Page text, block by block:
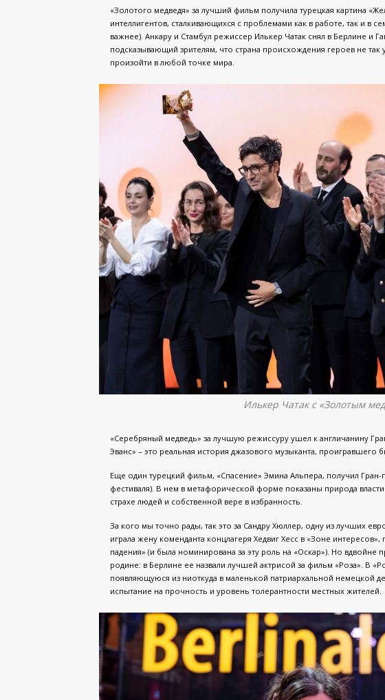
«Золотого медведя» за лучший фильм получила турецкая картина
интеллигентов, сталкивающихся с проблемами как в работе, так и в
важнее). Анкару и Стамбул режиссер Илькер Чатак снял в Берлине и
подсказывающий зрителям, что страна происхождения героев не
произойти в любой точке мира.
Илькер Чатак с «Золотым
«Серебряный медведь» за лучшую режиссуру ушел к англичанину
Эванс» – это реальная история джазового музыканта, проигравшего
Еще один турецкий фильм, «Спасение» Эмина Альпера, получил Гран-
фестиваля). В нем в метафорической форме показаны природа
страхе людей и собственной вере в избранность.
За кого мы точно рады, так это за Сандру Хюллер, одну из лучших
играла жену коменданта концлагеря Хедвиг Хесс в «Зоне
падения» (и была номинирована за эту роль на «Оскар»). Но вдвойне
родине: в Берлине ее назвали лучшей актрисой за фильм «Роза». В
появляющуюся из ниоткуда в маленькой патриархальной немецкой
испытание на прочность и уровень толерантности местных жителей.